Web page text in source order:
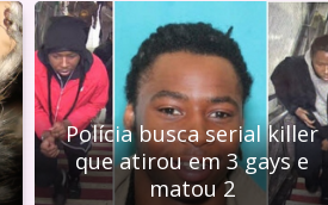
Polícia busca serial killer
que atirou em 3 gays e
matou 2